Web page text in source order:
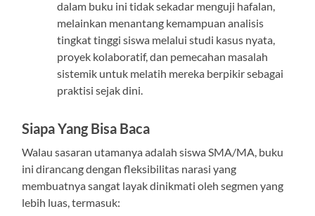
dalam buku ini tidak sekadar menguji hafalan,
melainkan menantang kemampuan analisis
tingkat tinggi siswa melalui studi kasus nyata,
proyek kolaboratif, dan pemecahan masalah
sistemik untuk melatih mereka berpikir sebagai
praktisi sejak dini.
Siapa Yang Bisa Baca
Walau sasaran utamanya adalah siswa SMA/MA, buku
ini dirancang dengan fleksibilitas narasi yang
membuatnya sangat layak dinikmati oleh segmen yang
lebih luas, termasuk: